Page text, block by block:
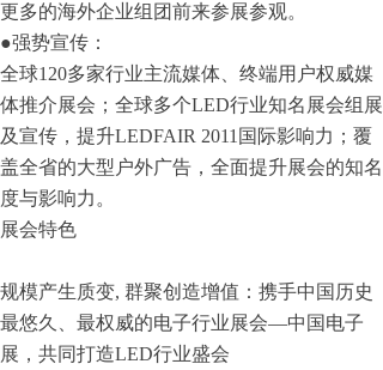
更多的海外企业组团前来参展参观。
●强势宣传：
全球120多家行业主流媒体、终端用户权威媒
体推介展会；全球多个LED行业知名展会组展
及宣传，提升LEDFAIR 2011国际影响力；覆
盖全省的大型户外广告，全面提升展会的知名
度与影响力。
展会特色
规模产生质变, 群聚创造增值：携手中国历史
最悠久、最权威的电子行业展会—中国电子
展，共同打造LED行业盛会